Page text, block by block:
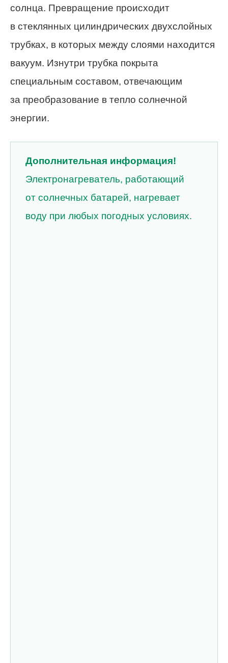
солнца. Превращение происходит
в стеклянных цилиндрических двухслойных
трубках, в которых между слоями находится
вакуум. Изнутри трубка покрыта
специальным составом, отвечающим
за преобразование в тепло солнечной
энергии.
Дополнительная информация!
Электронагреватель, работающий
от солнечных батарей, нагревает
воду при любых погодных условиях.